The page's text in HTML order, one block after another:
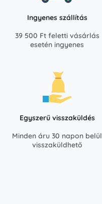
Ingyenes szállítás
39 500 Ft feletti vásárlás
esetén ingyenes
Egyszerű visszaküldés
Minden áru 30 napon belül
visszaküldhető